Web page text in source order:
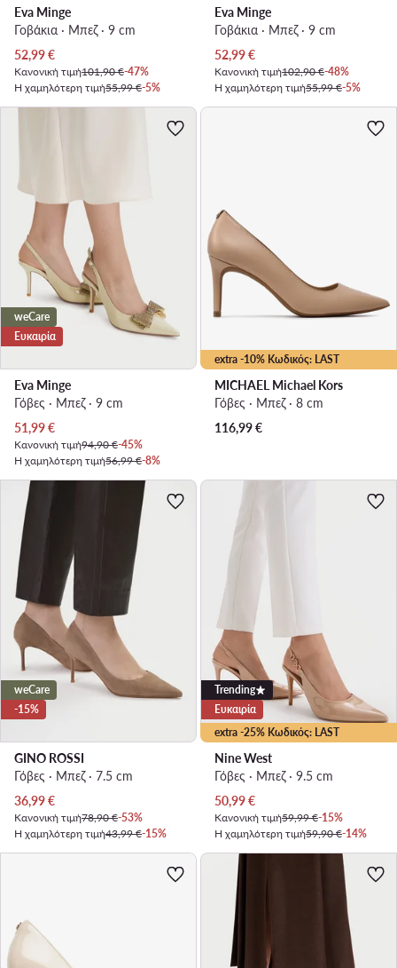
Eva Minge
Γοβάκια · Μπεζ · 9 cm
Τρέχουσα τιμή
52,99€
Κανονική τιμή101,90 €-47%
Η χαμηλότερη τιμή55,99 €-5%
Eva Minge
Γοβάκια · Μπεζ · 9 cm
Τρέχουσα τιμή
52,99€
Κανονική τιμή102,90 €-48%
Η χαμηλότερη τιμή55,99 €-5%
weCare
Ευκαιρία
Eva Minge
Γόβες · Μπεζ · 9 cm
Τρέχουσα τιμή
51,99€
Κανονική τιμή94,90 €-45%
Η χαμηλότερη τιμή56,99 €-8%
extra -10% Κωδικός: LAST
MICHAEL Michael Kors
Γόβες · Μπεζ · 8 cm
116,99€
weCare
-15%
GINO ROSSI
Γόβες · Μπεζ · 7.5 cm
Τρέχουσα τιμή
36,99€
Κανονική τιμή78,90 €-53%
Η χαμηλότερη τιμή43,99 €-15%
extra -25% Κωδικός: LAST
Trending
Ευκαιρία
Nine West
Γόβες · Μπεζ · 9.5 cm
Τρέχουσα τιμή
50,99€
Κανονική τιμή59,99 €-15%
Η χαμηλότερη τιμή59,90 €-14%